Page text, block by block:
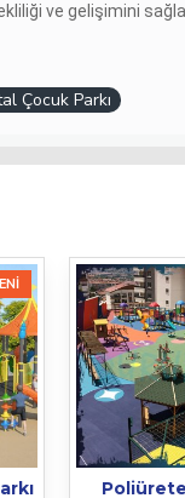
ve gelişimini
Çocuk Parkı